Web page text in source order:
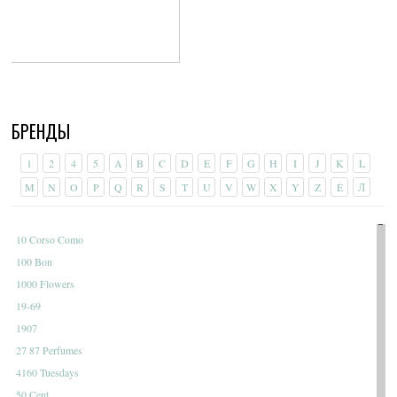
БРЕНДЫ
1 2 4 5 A B C D E F G H I J K
L
M
N O P Q R S T U V W X Y Z É Л
10 Corso Como
100 Bon
1000 Flowers
19-69
1907
27 87 Perfumes
4160 Tuesdays
50 Cent